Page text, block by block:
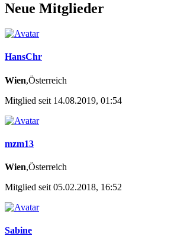
Neue Mitglieder
HansChr
Wien,Österreich
Mitglied seit 14.08.2019, 01:54
mzm13
Wien,Österreich
Mitglied seit 05.02.2018, 16:52
Sabine